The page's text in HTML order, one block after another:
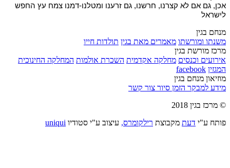
אכן, גם אם לא קצרנו, חרשנו, גם זרענו ומטלנו-דמנו צמח עץ החפש
לישראל
מנחם בגין
משנתו ומורשתו מאמרים מאת בגין תולדות חייו
מרכז מורשת בגין
אירועים וכנסים מחלקה אקדמית השכרת אולמות המחלקה החינוכית
המגזין facebook
מוזיאון מנחם בגין
מידע למבקר הזמן סיור צור קשר
© מרכז בגין 2018
פותח ע"י דעת מקבוצת רילקומרס, עיצוב ע"י סטודיו uniqui